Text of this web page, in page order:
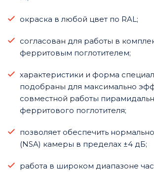
окраска в любой цвет по RAL;
согласован для работы в
ферритовым поглотителем;
характеристики и форма
подобраны для максимально
совместной работы
ферритового поглотителя;
позволяет обеспечить
(NSA) камеры в пределах ±4 дБ;
работа в широком диапазоне